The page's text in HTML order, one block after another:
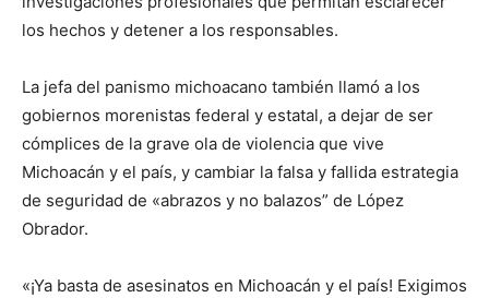
los hechos y detener a los responsables.
La jefa del panismo michoacano también llamó a los
gobiernos morenistas federal y estatal, a dejar de ser
cómplices de la grave ola de violencia que vive
Michoacán y el país, y cambiar la falsa y fallida estrategia
de seguridad de «abrazos y no balazos” de López
Obrador.
«¡Ya basta de asesinatos en Michoacán y el país! Exigimos